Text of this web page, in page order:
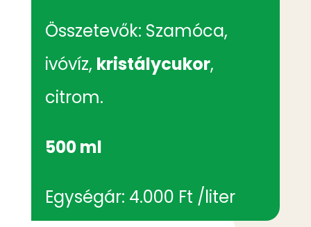
Összetevők: Szamóca,
ivóvíz, kristálycukor,
citrom.
500 ml
Egységár: 4.000 Ft /liter